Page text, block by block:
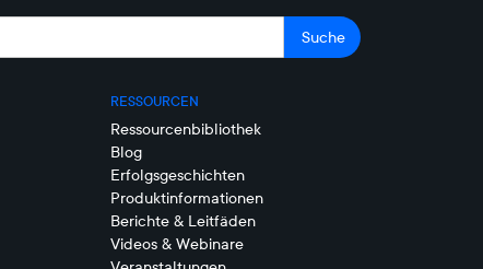
RESSOURCEN
Ressourcenbibliothek
Blog
Erfolgsgeschichten
Produktinformationen
Berichte & Leitfäden
Videos & Webinare